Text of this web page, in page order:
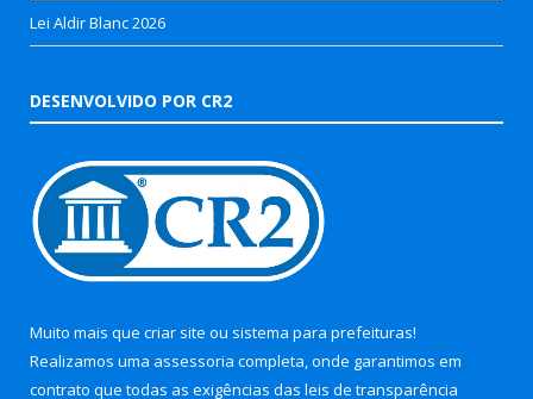
Lei Aldir Blanc 2026
DESENVOLVIDO POR CR2
Muito mais que criar site ou sistema para prefeituras!
Realizamos uma assessoria completa, onde garantimos em
contrato que todas as exigências das leis de transparência